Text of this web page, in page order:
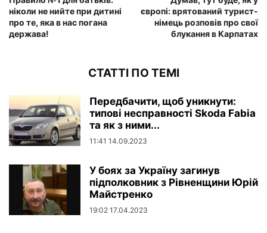
ніколи не нийте при дитині
про те, яка в нас погана
держава!
європі: врятований турист-
німець розповів про свої
блукання в Карпатах
СТАТТІ ПО ТЕМІ
Передбачити, щоб уникнути:
типові несправності Skoda Fabia
та як з ними...
11:41 14.09.2023
У боях за Україну загинув
підполковник з Рівненщини Юрій
Майстренко
19:02 17.04.2023